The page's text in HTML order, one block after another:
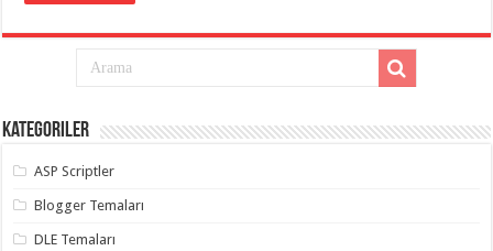
Kategoriler
ASP Scriptler
Blogger Temaları
DLE Temaları